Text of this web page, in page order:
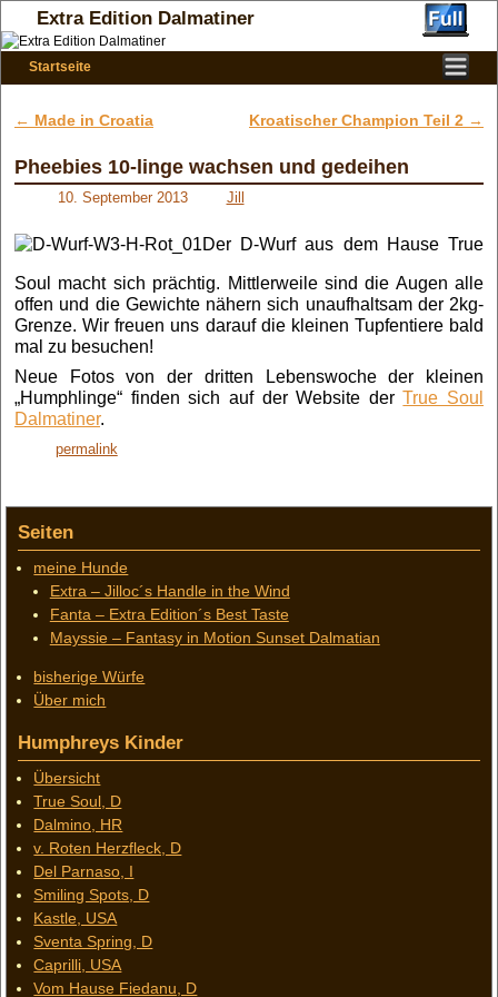
Extra Edition Dalmatiner
Startseite
Artikelnavigation
← Made in Croatia Kroatischer Champion Teil 2 →
Pheebies 10-linge wachsen und gedeihen
10. September 2013 Jill
Der D-Wurf aus dem Hause True
Soul macht sich prächtig. Mittlerweile sind die Augen alle
offen und die Gewichte nähern sich unaufhaltsam der 2kg-
Grenze. Wir freuen uns darauf die kleinen Tupfentiere bald
mal zu besuchen!
Neue Fotos von der dritten Lebenswoche der kleinen
„Humphlinge“ finden sich auf der Website derTrue Soul
Dalmatiner.
permalink
Seiten
meine Hunde
Extra – Jilloc´s Handle in the Wind
Fanta – Extra Edition´s Best Taste
Mayssie – Fantasy in Motion Sunset Dalmatian
bisherige Würfe
Über mich
Humphreys Kinder
Übersicht
True Soul, D
Dalmino, HR
v. Roten Herzfleck, D
Del Parnaso, I
Smiling Spots, D
Kastle, USA
Sventa Spring, D
Caprilli, USA
Vom Hause Fiedanu, D